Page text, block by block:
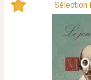
Sélection